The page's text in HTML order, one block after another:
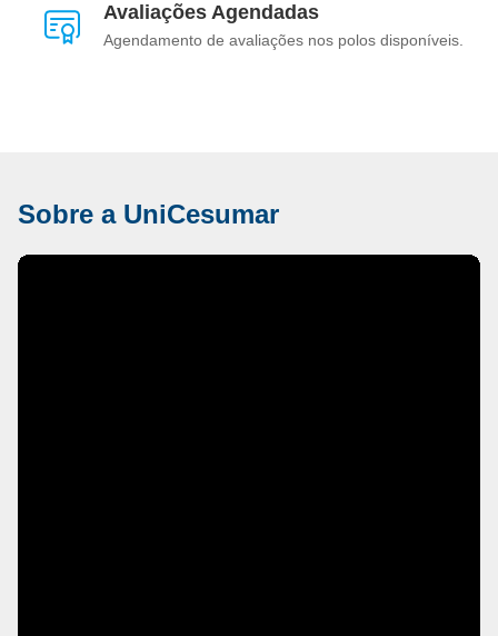
Avaliações Agendadas
Agendamento de avaliações nos polos disponíveis.
Sobre a UniCesumar